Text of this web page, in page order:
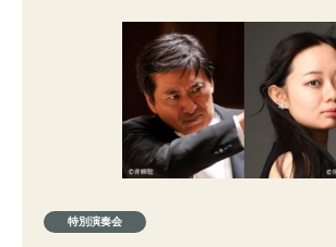
特別演奏会